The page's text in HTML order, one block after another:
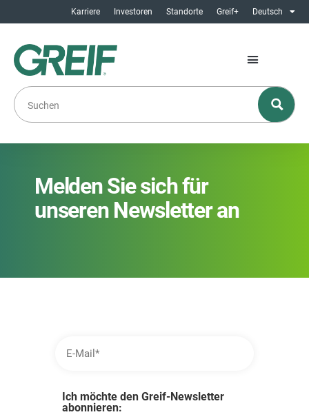
Karriere Investoren Standorte Greif+ Deutsch
Melden Sie sich für
unseren Newsletter an
Ich möchte den Greif-Newsletter
abonnieren: